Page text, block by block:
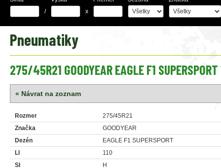
/
x
Pneumatiky
275/45R21 GOODYEAR EAGLE F1 SUPERSPORT
« Návrat na zoznam
Rozmer
275/45R21
Značka
GOODYEAR
Dezén
EAGLE F1 SUPERSPORT
LI
110
SI
H